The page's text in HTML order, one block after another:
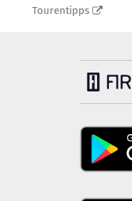
Tourentipps